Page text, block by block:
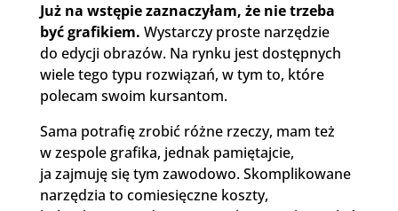
Już na wstępie zaznaczyłam, że nie trzeba
być grafikiem. Wystarczy proste narzędzie
do edycji obrazów. Na rynku jest dostępnych
wiele tego typu rozwiązań, w tym to, które
polecam swoim kursantom.
Sama potrafię zrobić różne rzeczy, mam też
w zespole grafika, jednak pamiętajcie,
ja zajmuję się tym zawodowo. Skomplikowane
narzędzia to comiesięczne koszty,